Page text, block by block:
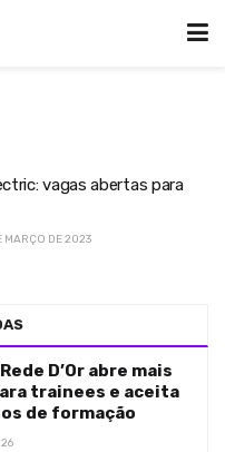
vagas abertas para
MARÇO DE 2023
D’Or abre mais
trainees e aceita
de formação